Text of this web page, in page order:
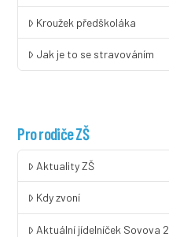
Kroužek předškoláka
Jak je to se stravováním
Pro rodiče ZŠ
Aktuality ZŠ
Kdy zvoní
Aktuální jídelníček Sovova 2